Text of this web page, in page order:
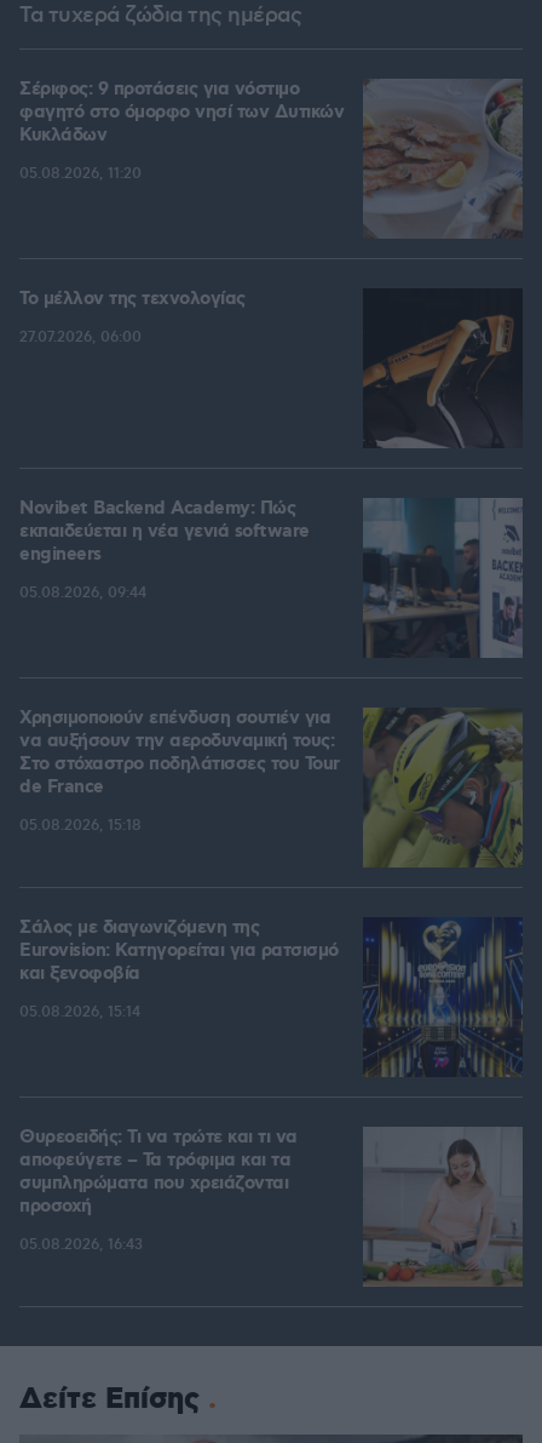
Τα τυχερά ζώδια της ημέρας
Σέριφος: 9 προτάσεις για νόστιμο
φαγητό στο όμορφο νησί των Δυτικών
Κυκλάδων
05.08.2026, 11:20
Το μέλλον της τεχνολογίας
27.07.2026, 06:00
Novibet Backend Academy: Πώς
εκπαιδεύεται η νέα γενιά software
engineers
05.08.2026, 09:44
Χρησιμοποιούν επένδυση σουτιέν για
να αυξήσουν την αεροδυναμική τους:
Στο στόχαστρο ποδηλάτισσες του Tour
de France
05.08.2026, 15:18
Σάλος με διαγωνιζόμενη της
Eurovision: Κατηγορείται για ρατσισμό
και ξενοφοβία
05.08.2026, 15:14
Θυρεοειδής: Τι να τρώτε και τι να
αποφεύγετε – Τα τρόφιμα και τα
συμπληρώματα που χρειάζονται
προσοχή
05.08.2026, 16:43
Δείτε Επίσης